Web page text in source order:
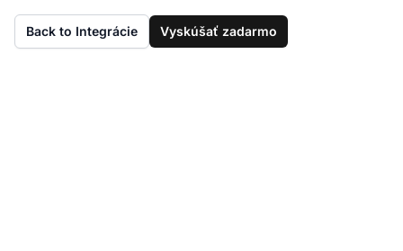
Back to Integrácie Vyskúšať zadarmo